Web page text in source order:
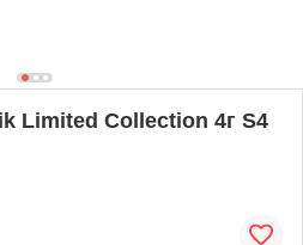
Limited Collection 4г S4